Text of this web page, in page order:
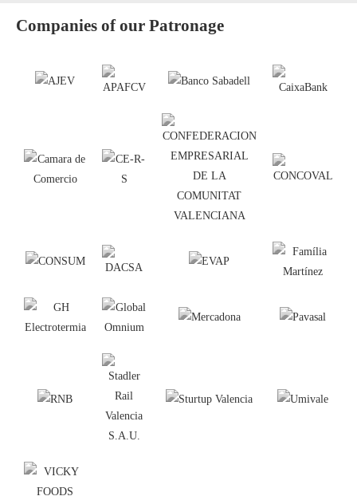
Companies of our Patronage